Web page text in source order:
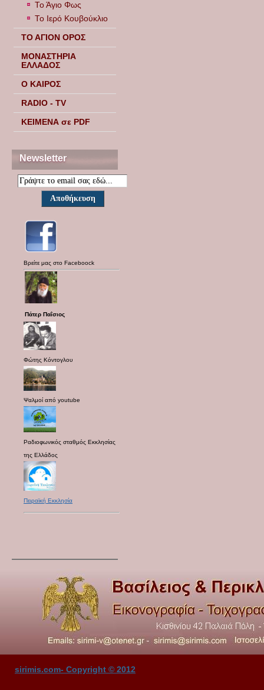
Το Άγιο Φως
Το Ιερό Κουβούκλιο
ΤΟ ΑΓΙΟΝ ΟΡΟΣ
ΜΟΝΑΣΤΗΡΙΑ
ΕΛΛΑΔΟΣ
Ο ΚΑΙΡΟΣ
RADIO - TV
ΚΕΙΜΕΝΑ σε PDF
Newsletter
Βρείτε μας στο Faceboock
Πάτερ Παΐσιος
Φώτης Κόντογλου
Ψαλμοί από youtube
Ραδιοφωνικός σταθμός Εκκλησίας
της Ελλάδος
Πειραϊκή Εκκλησία
sirimis.com- Copyright © 2012